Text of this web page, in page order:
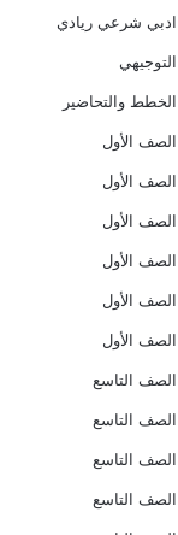
ادبي شرعي ريادي
التوجيهي
الخطط والتحاضير
الصف الأول
الصف الأول
الصف الأول
الصف الأول
الصف الأول
الصف الأول
الصف التاسع
الصف التاسع
الصف التاسع
الصف التاسع